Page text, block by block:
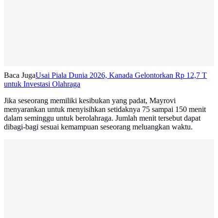
Baca JugaUsai Piala Dunia 2026, Kanada Gelontorkan Rp 12,7 T
untuk Investasi Olahraga
Jika seseorang memiliki kesibukan yang padat, Mayrovi
menyarankan untuk menyisihkan setidaknya 75 sampai 150 menit
dalam seminggu untuk berolahraga. Jumlah menit tersebut dapat
dibagi-bagi sesuai kemampuan seseorang meluangkan waktu.